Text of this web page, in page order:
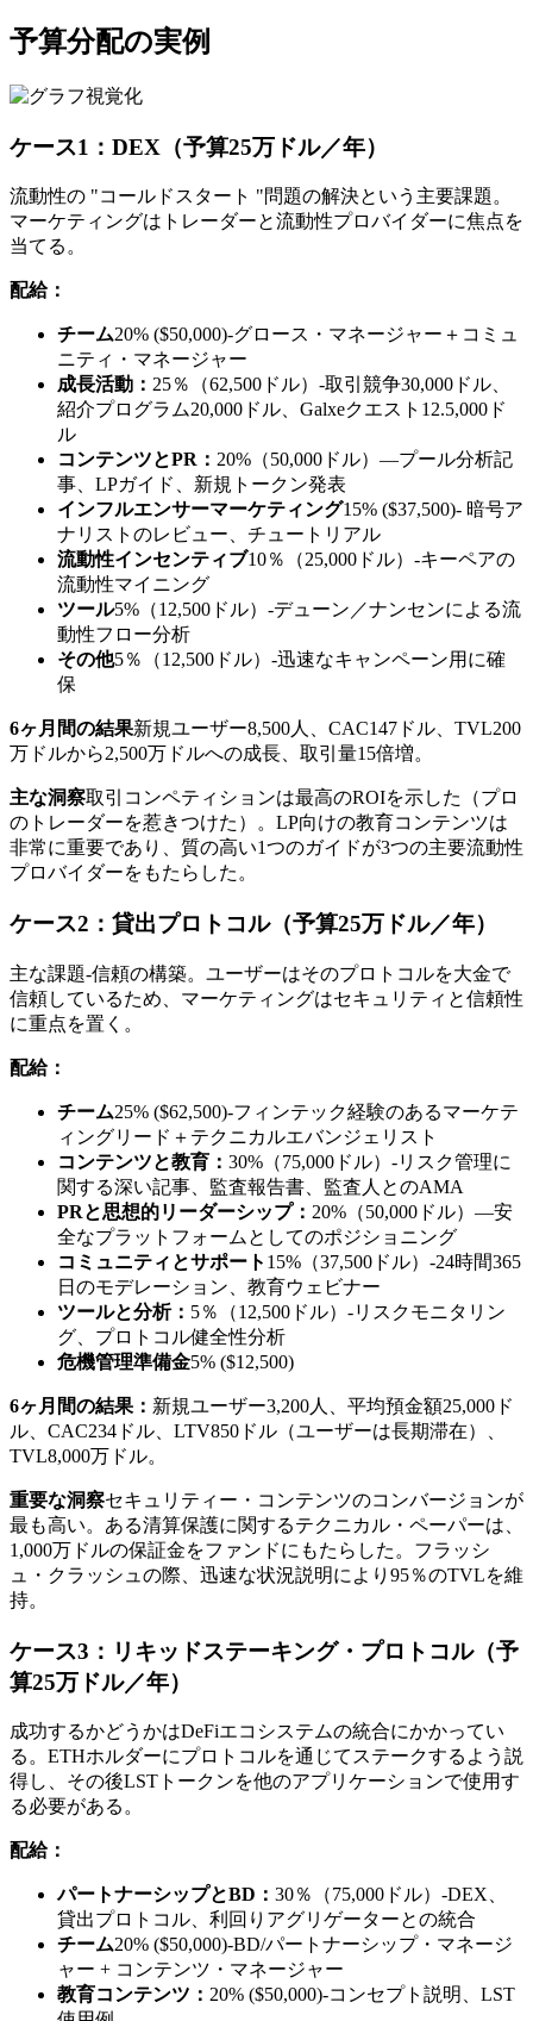
予算分配の実例
ケース1：DEX（予算25万ドル／年）
流動性の "コールドスタート "問題の解決という主要課題。
マーケティングはトレーダーと流動性プロバイダーに焦点を
当てる。
配給：
チーム20% ($50,000)-グロース・マネージャー＋コミュ
ニティ・マネージャー
成長活動： 25％（62,500ドル）-取引競争30,000ドル、
紹介プログラム20,000ドル、Galxeクエスト12.5,000ド
ル
コンテンツとPR： 20%（50,000ドル）—プール分析記
事、LPガイド、新規トークン発表
インフルエンサーマーケティング15% ($37,500)- 暗号ア
ナリストのレビュー、チュートリアル
流動性インセンティブ10％（25,000ドル）-キーペアの
流動性マイニング
ツール5%（12,500ドル）-デューン／ナンセンによる流
動性フロー分析
その他5％（12,500ドル）-迅速なキャンペーン用に確
保
6ヶ月間の結果新規ユーザー8,500人、CAC147ドル、TVL200
万ドルから2,500万ドルへの成長、取引量15倍増。
主な洞察取引コンペティションは最高のROIを示した（プロ
のトレーダーを惹きつけた）。LP向けの教育コンテンツは
非常に重要であり、質の高い1つのガイドが3つの主要流動性
プロバイダーをもたらした。
ケース2：貸出プロトコル（予算25万ドル／年）
主な課題-信頼の構築。ユーザーはそのプロトコルを大金で
信頼しているため、マーケティングはセキュリティと信頼性
に重点を置く。
配給：
チーム25% ($62,500)-フィンテック経験のあるマーケテ
ィングリード＋テクニカルエバンジェリスト
コンテンツと教育： 30%（75,000ドル）-リスク管理に
関する深い記事、監査報告書、監査人とのAMA
PRと思想的リーダーシップ： 20%（50,000ドル）—安
全なプラットフォームとしてのポジショニング
コミュニティとサポート 15%（37,500ドル）-24時間365
日のモデレーション、教育ウェビナー
ツールと分析： 5％（12,500ドル）-リスクモニタリン
グ、プロトコル健全性分析
危機管理準備金5% ($12,500)
6ヶ月間の結果： 新規ユーザー3,200人、平均預金額25,000ド
ル、CAC234ドル、LTV850ドル（ユーザーは長期滞在）、
TVL8,000万ドル。
重要な洞察セキュリティー・コンテンツのコンバージョンが
最も高い。ある清算保護に関するテクニカル・ペーパーは、
1,000万ドルの保証金をファンドにもたらした。フラッシ
ュ・クラッシュの際、迅速な状況説明により95％のTVLを維
持。
ケース3：リキッドステーキング・プロトコル（予
算25万ドル／年）
成功するかどうかはDeFiエコシステムの統合にかかってい
る。ETHホルダーにプロトコルを通じてステークするよう説
得し、その後LSTトークンを他のアプリケーションで使用す
る必要がある。
配給：
パートナーシップとBD： 30％（75,000ドル）-DEX、
貸出プロトコル、利回りアグリゲーターとの統合
チーム20% ($50,000)-BD/パートナーシップ・マネージ
ャー + コンテンツ・マネージャー
教育コンテンツ： 20% ($50,000)-コンセプト説明、LST